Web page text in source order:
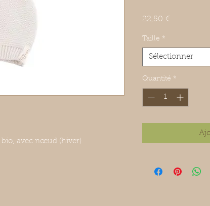
avec nœud (hiver).
22,50 €Prix
Taille *
Sélectionner
Quantité *